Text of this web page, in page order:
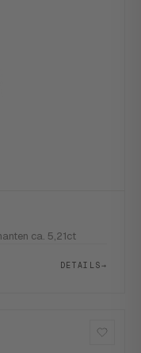
ca. 5,21ct
DETAILS→